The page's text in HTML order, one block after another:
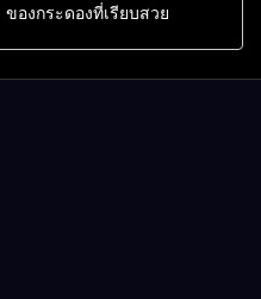
ของกระดองที่เรียบสวย